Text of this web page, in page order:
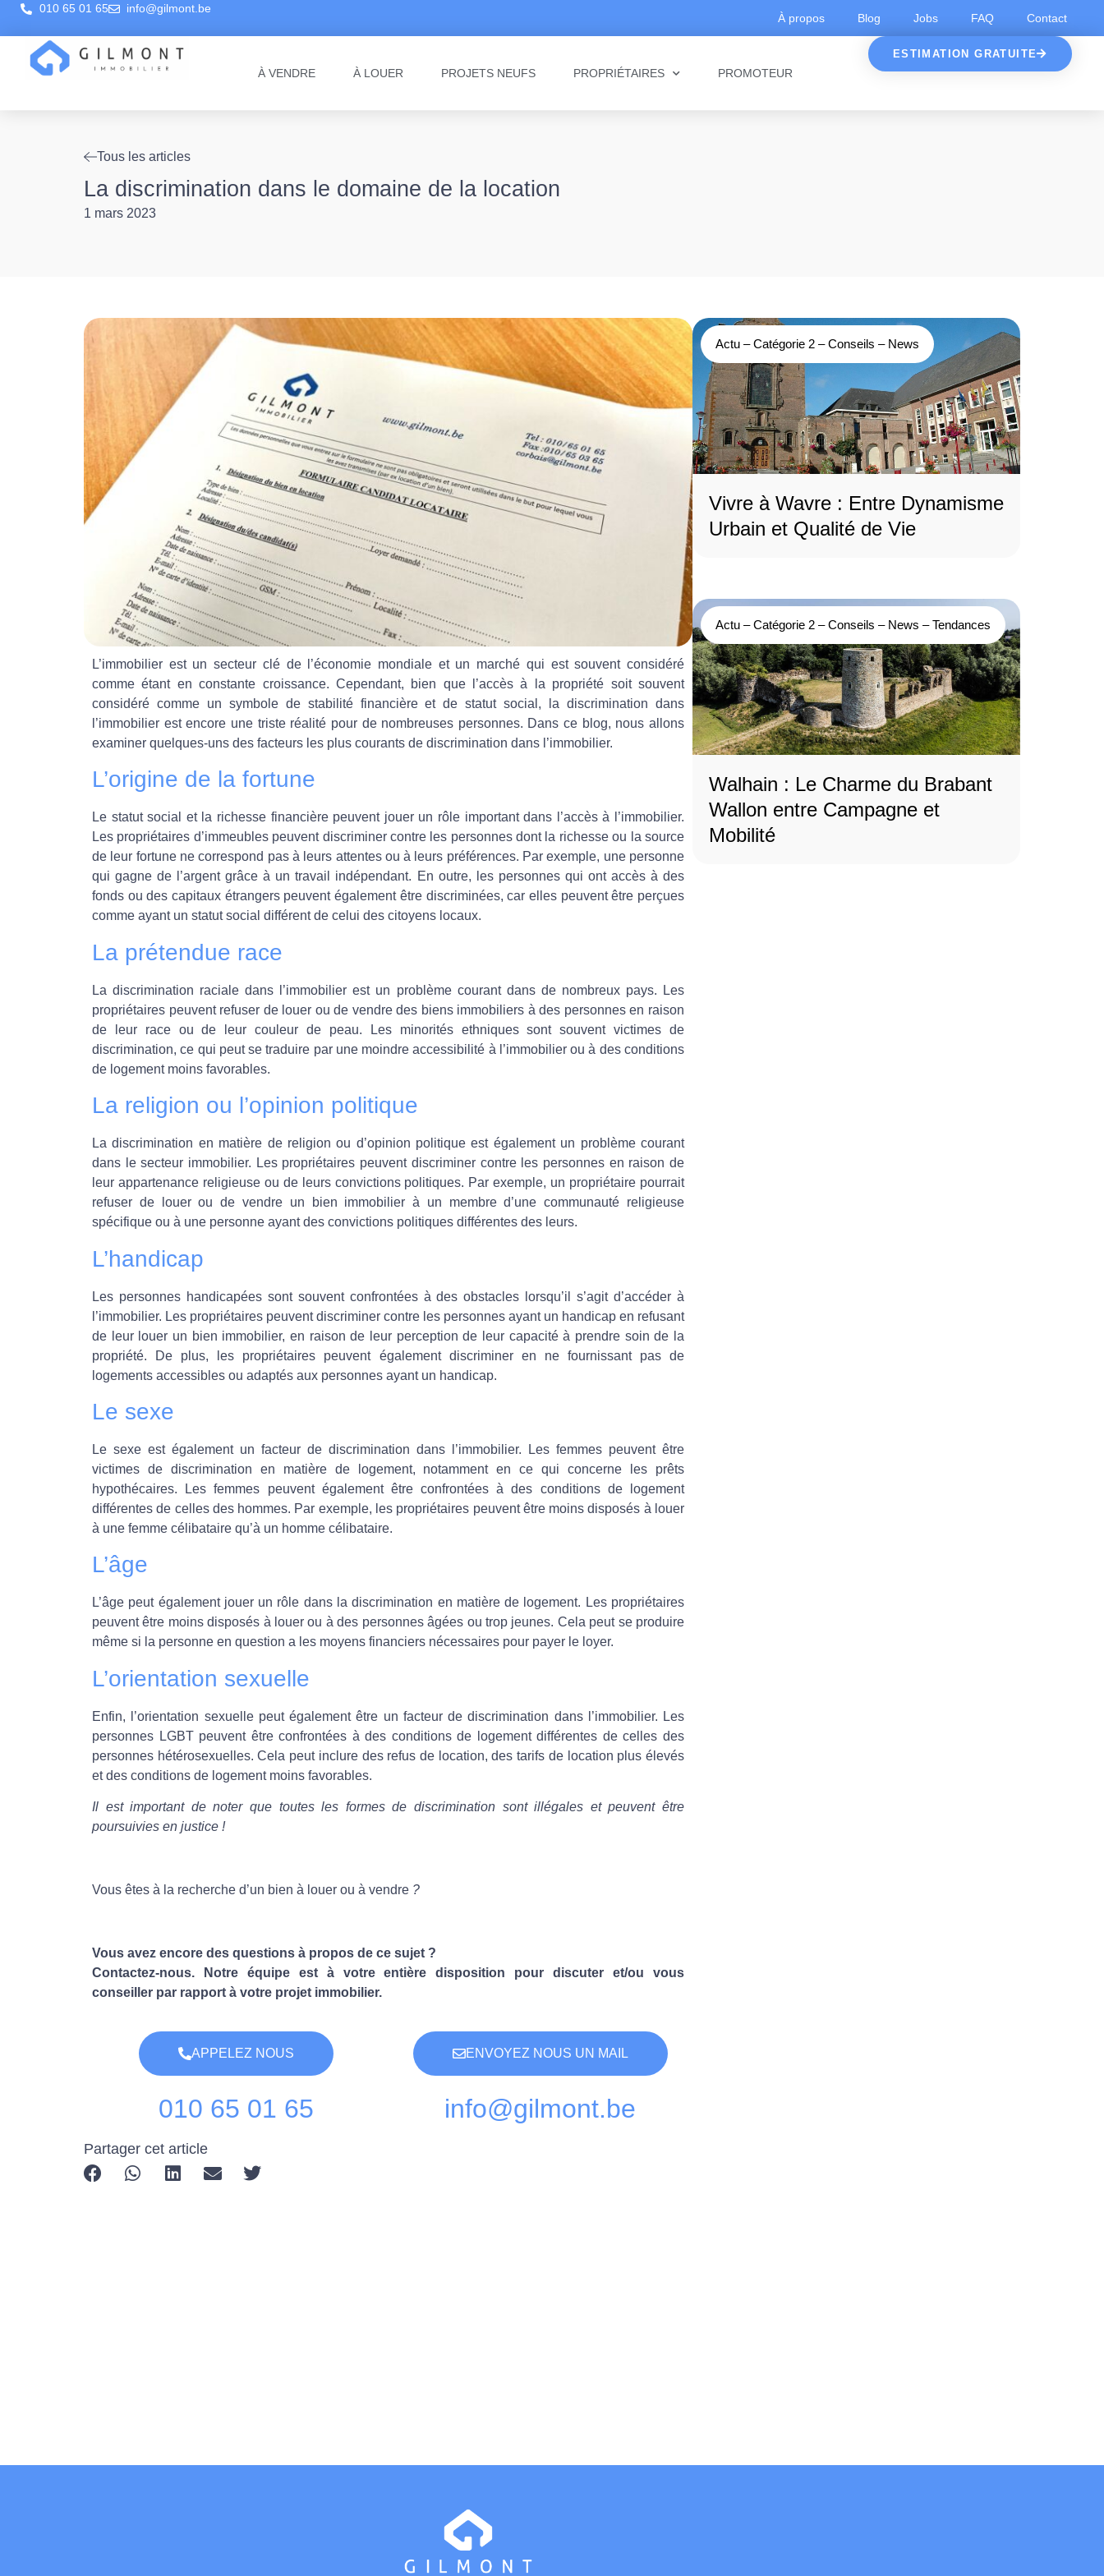
010 65 01 65 info@gilmont.be
À propos Blog Jobs FAQ Contact
À VENDRE À LOUER PROJETS NEUFS PROPRIÉTAIRES PROMOTEUR
ESTIMATION GRATUITE
Tous les articles
La discrimination dans le domaine de la location
1 mars 2023
L’immobilier est un secteur clé de l’économie mondiale et un marché qui est souvent considéré
comme étant en constante croissance. Cependant, bien que l’accès à la propriété soit souvent
considéré comme un symbole de stabilité financière et de statut social, la discrimination dans
l’immobilier est encore une triste réalité pour de nombreuses personnes. Dans ce blog, nous allons
examiner quelques-uns des facteurs les plus courants de discrimination dans l’immobilier.
L’origine de la fortune
Le statut social et la richesse financière peuvent jouer un rôle important dans l’accès à l’immobilier.
Les propriétaires d’immeubles peuvent discriminer contre les personnes dont la richesse ou la source
de leur fortune ne correspond pas à leurs attentes ou à leurs préférences. Par exemple, une personne
qui gagne de l’argent grâce à un travail indépendant. En outre, les personnes qui ont accès à des
fonds ou des capitaux étrangers peuvent également être discriminées, car elles peuvent être perçues
comme ayant un statut social différent de celui des citoyens locaux.
La prétendue race
La discrimination raciale dans l’immobilier est un problème courant dans de nombreux pays. Les
propriétaires peuvent refuser de louer ou de vendre des biens immobiliers à des personnes en raison
de leur race ou de leur couleur de peau. Les minorités ethniques sont souvent victimes de
discrimination, ce qui peut se traduire par une moindre accessibilité à l’immobilier ou à des conditions
de logement moins favorables.
La religion ou l’opinion politique
La discrimination en matière de religion ou d’opinion politique est également un problème courant
dans le secteur immobilier. Les propriétaires peuvent discriminer contre les personnes en raison de
leur appartenance religieuse ou de leurs convictions politiques. Par exemple, un propriétaire pourrait
refuser de louer ou de vendre un bien immobilier à un membre d’une communauté religieuse
spécifique ou à une personne ayant des convictions politiques différentes des leurs.
L’handicap
Les personnes handicapées sont souvent confrontées à des obstacles lorsqu’il s’agit d’accéder à
l’immobilier. Les propriétaires peuvent discriminer contre les personnes ayant un handicap en refusant
de leur louer un bien immobilier, en raison de leur perception de leur capacité à prendre soin de la
propriété. De plus, les propriétaires peuvent également discriminer en ne fournissant pas de
logements accessibles ou adaptés aux personnes ayant un handicap.
Le sexe
Le sexe est également un facteur de discrimination dans l’immobilier. Les femmes peuvent être
victimes de discrimination en matière de logement, notamment en ce qui concerne les prêts
hypothécaires. Les femmes peuvent également être confrontées à des conditions de logement
différentes de celles des hommes. Par exemple, les propriétaires peuvent être moins disposés à louer
à une femme célibataire qu’à un homme célibataire.
L’âge
L’âge peut également jouer un rôle dans la discrimination en matière de logement. Les propriétaires
peuvent être moins disposés à louer ou à des personnes âgées ou trop jeunes. Cela peut se produire
même si la personne en question a les moyens financiers nécessaires pour payer le loyer.
L’orientation sexuelle
Enfin, l’orientation sexuelle peut également être un facteur de discrimination dans l’immobilier. Les
personnes LGBT peuvent être confrontées à des conditions de logement différentes de celles des
personnes hétérosexuelles. Cela peut inclure des refus de location, des tarifs de location plus élevés
et des conditions de logement moins favorables.
Il est important de noter que toutes les formes de discrimination sont illégales et peuvent être
poursuivies en justice !
Vous êtes à la recherche d’un bien à louer ou à vendre ?
Vous avez encore des questions à propos de ce sujet ?
Contactez-nous. Notre équipe est à votre entière disposition pour discuter et/ou vous
conseiller par rapport à votre projet immobilier.
APPELEZ NOUS ENVOYEZ NOUS UN MAIL
010 65 01 65 info@gilmont.be
Partager cet article
Actu –Catégorie 2 –Conseils – News
Vivre à Wavre : Entre Dynamisme
Urbain et Qualité de Vie
Actu –Catégorie 2 –Conseils – News –Tendances
Walhain : Le Charme du Brabant
Wallon entre Campagne et
Mobilité